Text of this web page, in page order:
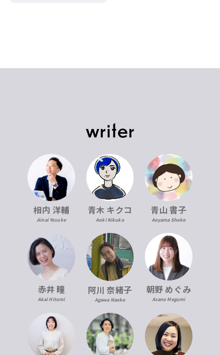
相内 洋輔
Ainai Yosuke
青木 キクコ
Aoki Kikuko
青山 書子
Aoyama Shoko
赤井 瞳
Akai Hitomi
阿川 奈緒子
Agawa Naoko
朝野 めぐみ
Asano Megumi